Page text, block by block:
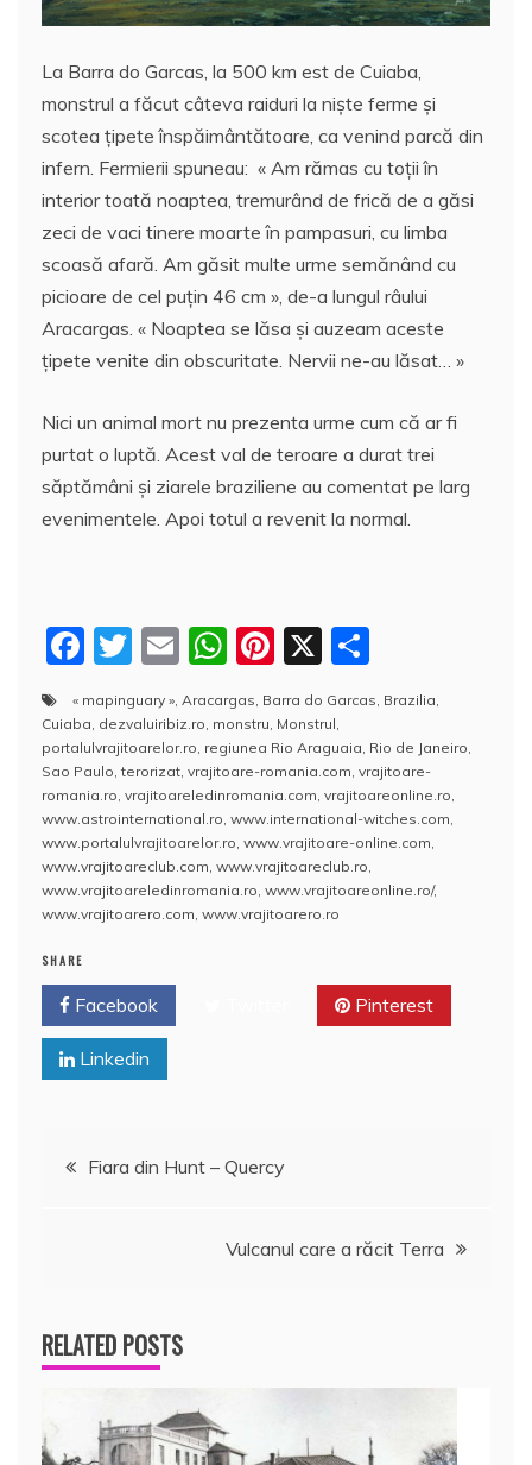
La Barra do Garcas, la 500 km est de Cuiaba,
monstrul a făcut câteva raiduri la nişte ferme şi
scotea ţipete înspăimântătoare, ca venind parcă din
infern. Fermierii spuneau: « Am rămas cu toţii în
interior toată noaptea, tremurând de frică de a găsi
zeci de vaci tinere moarte în pampasuri, cu limba
scoasă afară. Am găsit multe urme semănând cu
picioare de cel puţin 46 cm », de-a lungul râului
Aracargas. « Noaptea se lăsa şi auzeam aceste
ţipete venite din obscuritate. Nervii ne-au lăsat… »
Nici un animal mort nu prezenta urme cum că ar fi
purtat o luptă. Acest val de teroare a durat trei
săptămâni şi ziarele braziliene au comentat pe larg
evenimentele. Apoi totul a revenit la normal.
F
c
e
b
o
o
k
T
itt
er
E
m
ai
l
W
at
s
A
p
p
Pi
er
e
st
X
a
rt
aj
e
a
z
ă
« mapinguary » Aracargas Barra do Garcas Brazilia
Cuiaba dezvaluiribiz.ro monstru Monstrul
portalulvrajitoarelor.ro regiunea Rio Araguaia Rio de Janeiro
Sao Paulo ,terorizat vrajitoare-romania.com vrajitoare-
romania.ro vrajitoareledinromania.com vrajitoareonline.ro
www.astrointernational.ro www.international-witches.com
www.portalulvrajitoarelor.ro www.vrajitoare-online.com
www.vrajitoareclub.com www.vrajitoareclub.ro
www.vrajitoareledinromania.ro www.vrajitoareonline.ro/,
www.vrajitoarero.com www.vrajitoarero.ro
SHARE
Facebook Pinterest
Linkedin
Navigare
Fiara din Hunt – Quercy
Vulcanul care a răcit Terra
RELATED POSTS